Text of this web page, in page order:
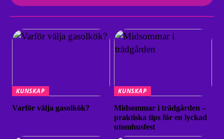
KUNSKAP
Varför välja gasolkök?
KUNSKAP
Midsommar i trädgården –
praktiska tips för en lyckad
utomhusfest